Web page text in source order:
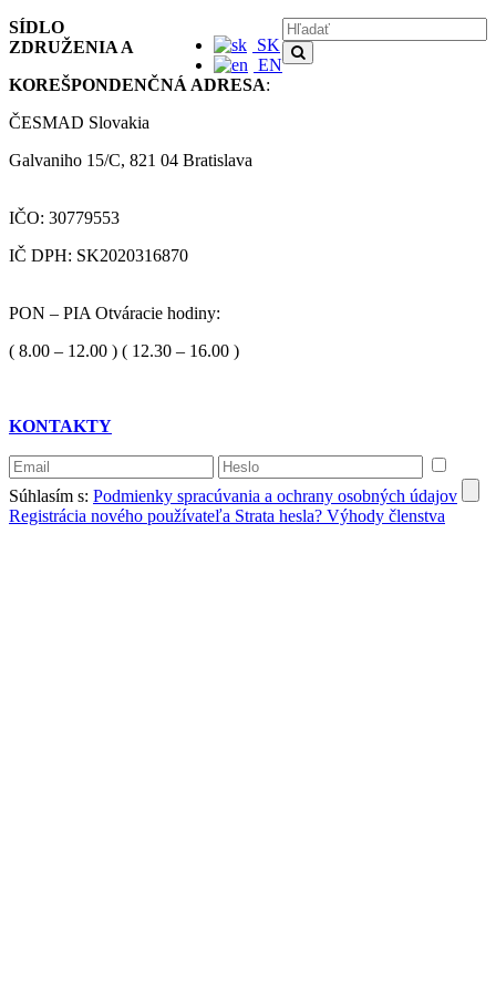
SK
EN
SÍDLO
ZDRUŽENIA A
KOREŠPONDENČNÁ ADRESA:
ČESMAD Slovakia
Galvaniho 15/C, 821 04 Bratislava
IČO: 30779553
IČ DPH: SK2020316870
PON – PIA Otváracie hodiny:
( 8.00 – 12.00 ) ( 12.30 – 16.00 )
KONTAKTY
Súhlasím s: Podmienky spracúvania a ochrany osobných údajov
Registrácia nového používateľa Strata hesla? Výhody členstva